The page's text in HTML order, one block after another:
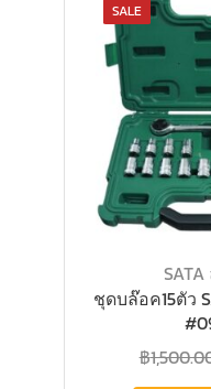
SALE
ชุดบล๊อค15ตัว
฿